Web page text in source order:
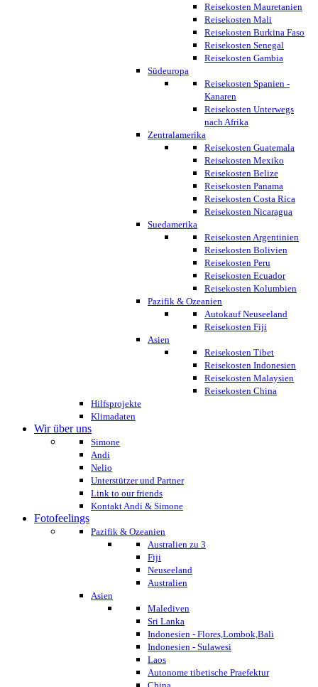
Reisekosten Mauretanien
Reisekosten Mali
Reisekosten Burkina Faso
Reisekosten Senegal
Reisekosten Gambia
Südeuropa
Reisekosten Spanien -
Kanaren
Reisekosten Unterwegs
nach Afrika
Zentralamerika
Reisekosten Guatemala
Reisekosten Mexiko
Reisekosten Belize
Reisekosten Panama
Reisekosten Costa Rica
Reisekosten Nicaragua
Suedamerika
Reisekosten Argentinien
Reisekosten Bolivien
Reisekosten Peru
Reisekosten Ecuador
Reisekosten Kolumbien
Pazifik & Ozeanien
Autokauf Neuseeland
Reisekosten Fiji
Asien
Reisekosten Tibet
Reisekosten Indonesien
Reisekosten Malaysien
Reisekosten China
Hilfsprojekte
Klimadaten
Wir über uns
Simone
Andi
Nelio
Unterstützer und Partner
Link to our friends
Kontakt Andi & Simone
Fotofeelings
Pazifik & Ozeanien
Australien zu 3
Fiji
Neuseeland
Australien
Asien
Malediven
Sri Lanka
Indonesien - Flores,Lombok,Bali
Indonesien - Sulawesi
Laos
Autonome tibetische Praefektur